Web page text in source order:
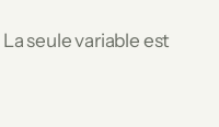
seule variable est